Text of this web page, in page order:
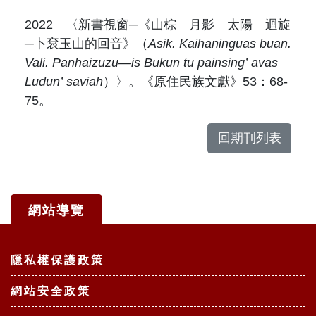
2022 〈新書視窗─《山棕 月影 太陽 迴旋
─卜袞玉山的回音》（Asik. Kaihaninguas buan.
Vali. Panhaizuzu—is Bukun tu painsing’avas
Ludun’saviah）〉。《原住民族文獻》53：68-
75。
回期刊列表
網站導覽
隱私權保護政策
網站安全政策